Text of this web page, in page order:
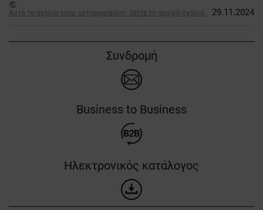
public
Αυτό το σχόλιο είναι μεταφρασμένο. Δείτε το αρχικό σχόλιο.
29.11.2024
Συνδρομή
Business to Business
Ηλεκτρονικός κατάλογος